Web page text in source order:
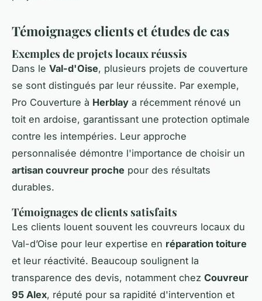
Témoignages clients et études de cas
Exemples de projets locaux réussis
Dans le Val-d'Oise, plusieurs projets de couverture
se sont distingués par leur réussite. Par exemple,
Pro Couverture à Herblay a récemment rénové un
toit en ardoise, garantissant une protection optimale
contre les intempéries. Leur approche
personnalisée démontre l'importance de choisir un
artisan couvreur proche pour des résultats
durables.
Témoignages de clients satisfaits
Les clients louent souvent les couvreurs locaux du
Val-d’Oise pour leur expertise en réparation toiture
et leur réactivité. Beaucoup soulignent la
transparence des devis, notamment chez Couvreur
95 Alex, réputé pour sa rapidité d'intervention et